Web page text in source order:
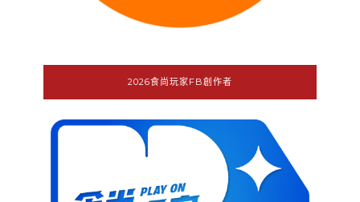
2026食尚玩家FB創作者